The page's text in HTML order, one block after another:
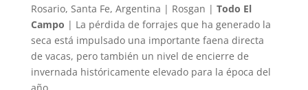
Rosario, Santa Fe, Argentina | Rosgan | Todo El
Campo | La pérdida de forrajes que ha generado la
seca está impulsado una importante faena directa
de vacas, pero también un nivel de encierre de
invernada históricamente elevado para la época del